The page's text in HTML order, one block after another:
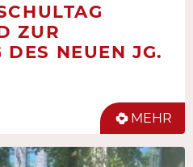
ZUR
DES NEUEN JG.
MEHR